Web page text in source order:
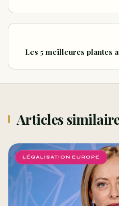
Les 5 meilleures plantes
Articles
LÉGALISATION EUROPE